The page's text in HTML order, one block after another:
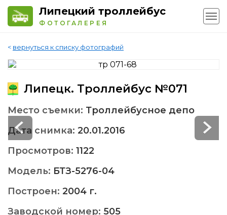
Липецкий троллейбус
ФОТОГАЛЕРЕЯ
< вернуться к списку фотографий
Липецк. Троллейбус №071
Место съемки: Троллейбусное депо
Дата снимка: 20.01.2016
Просмотров: 1122
Модель: БТЗ-5276-04
Построен: 2004 г.
Заводской номер: 505